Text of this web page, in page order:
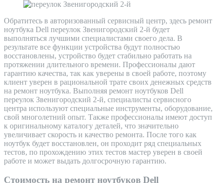
Обратитесь в авторизованный сервисный центр, здесь ремонт
ноутбука Dell переулок Звенигородский 2-й будет
выполняться лучшими специалистами своего дела. В
результате все функции устройства будут полностью
восстановлены, устройство будет стабильно работать на
протяжении длительного времени. Профессионалы дают
гарантию качества, так как уверены в своей работе, поэтому
клиент уверен в рациональной трате своих денежных средств
на ремонт ноутбука. Выполняя ремонт ноутбуков Dell
переулок Звенигородский 2-й, специалисты сервисного
центра используют специальные инструменты, оборудование,
свой многолетний опыт. Также профессионалы имеют доступ
к оригинальному каталогу деталей, что значительно
увеличивает скорость и качество ремонта. После того как
ноутбук будет восстановлен, он проходит ряд специальных
тестов, по прохождению этих тестов мастер уверен в своей
работе и может выдать долгосрочную гарантию.
Стоимость на ремонт ноутбуков Dell